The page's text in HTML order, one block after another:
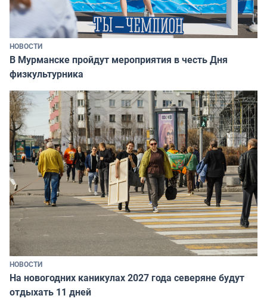
НОВОСТИ
В Мурманске пройдут мероприятия в честь Дня
физкультурника
НОВОСТИ
На новогодних каникулах 2027 года северяне будут
отдыхать 11 дней